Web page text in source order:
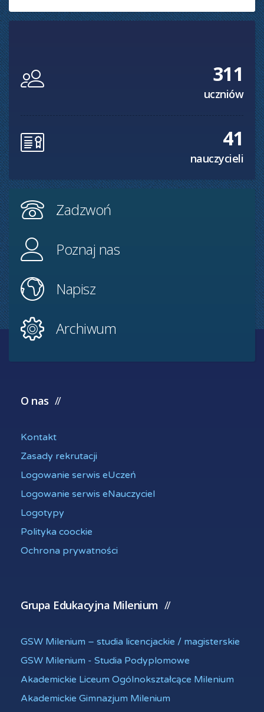
311
uczniów
41
nauczycieli
Zadzwoń
Poznaj nas
Napisz
Archiwum
O nas
Kontakt
Zasady rekrutacji
Logowanie serwis eUczeń
Logowanie serwis eNauczyciel
Logotypy
Polityka coockie
Ochrona prywatności
Grupa Edukacyjna Milenium
GSW Milenium – studia licencjackie / magisterskie
GSW Milenium - Studia Podyplomowe
Akademickie Liceum Ogólnokształcące Milenium
Akademickie Gimnazjum Milenium